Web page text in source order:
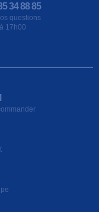
34 88 85
questions
17h00